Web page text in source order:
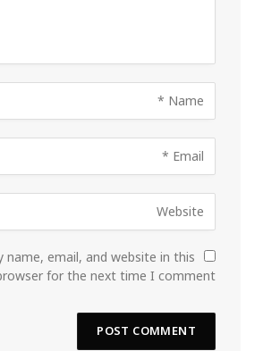
name, email, and website in this
for the next time I comment.